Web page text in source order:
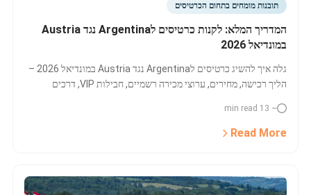
תובנות מומחים בתחום הכרטיסים
המדריך המלא: לקנות כרטיסים לArgentina נגד Austria
במונדיאל 2026
גלה איך להשיג כרטיסים לArgentina נגד Austria במונדיאל 2026 –
הליך רכישה, מחירים, ערוצי מכירה רשמיים, חבילות VIP, דרכים
המקום שלך בדאלאס!
~ 13 min read
Read More